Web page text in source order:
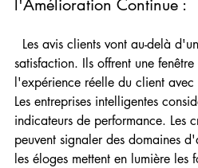
l'Amélioration Continue :
satisfaction. Ils offrent une
l'expérience réelle du client avec
Les entreprises intelligentes
indicateurs de performance. Les
peuvent signaler des domaines
les éloges mettent en lumière les